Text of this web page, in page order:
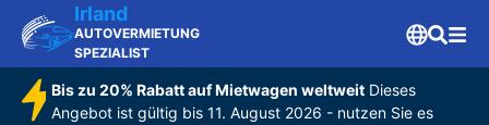
Irland
AUTOVERMIETUNG
SPEZIALIST
Bis zu 20% Rabatt auf Mietwagen weltweitDieses
Angebot ist gültig bis 11. August 2026 - nutzen Sie es